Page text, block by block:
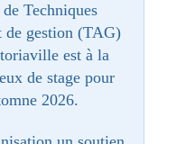
Techniques
de gestion (TAG)
est à la
de stage pour
2026.